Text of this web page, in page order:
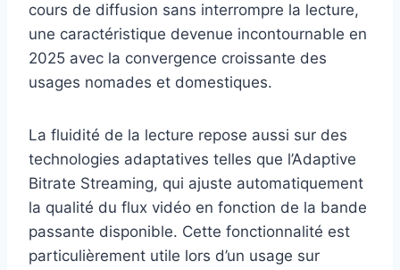
cours de diffusion sans interrompre la lecture,
une caractéristique devenue incontournable en
2025 avec la convergence croissante des
usages nomades et domestiques.
La fluidité de la lecture repose aussi sur des
technologies adaptatives telles que l’Adaptive
Bitrate Streaming, qui ajuste automatiquement
la qualité du flux vidéo en fonction de la bande
passante disponible. Cette fonctionnalité est
particulièrement utile lors d’un usage sur